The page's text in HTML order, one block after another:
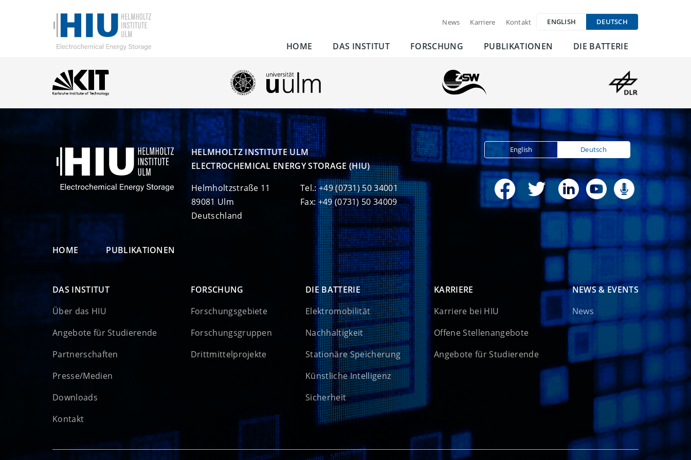
News Karriere Kontakt ENGLISH DEUTSCH
HOME DAS INSTITUT FORSCHUNG PUBLIKATIONEN DIE BATTERIE
HELMHOLTZ INSTITUTE ULM
ELECTROCHEMICAL ENERGY STORAGE (HIU)
Helmholtzstraße 11
89081 Ulm
Deutschland
Tel.: +49 (0731) 50 34001
Fax: +49 (0731) 50 34009
English Deutsch
HOME PUBLIKATIONEN
DAS INSTITUT
Über das HIU
Angebote für Studierende
Partnerschaften
Presse/Medien
Downloads
Kontakt
FORSCHUNG
Forschungsgebiete
Forschungsgruppen
Drittmittelprojekte
DIE BATTERIE
Elektromobilität
Nachhaltigkeit
Stationäre Speicherung
Künstliche Intelligenz
Sicherheit
KARRIERE
Karriere bei HIU
Offene Stellenangebote
Angebote für Studierende
NEWS & EVENTS
News